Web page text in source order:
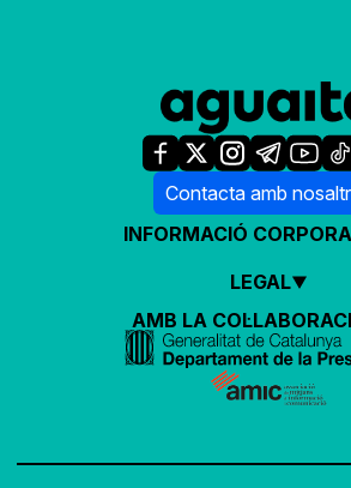
Contacta amb
INFORMACIÓ
LEGAL
AMB LA